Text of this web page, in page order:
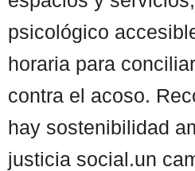
psicológico
horaria para
contra el acoso.
hay sostenibilidad
justicia social.un